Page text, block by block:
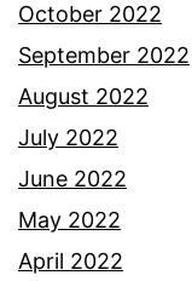
October 2022
September 2022
August 2022
July 2022
June 2022
May 2022
April 2022